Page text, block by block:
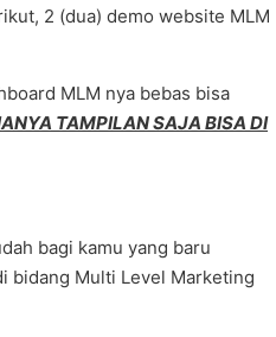
2 (dua) demo website MLM
MLM nya bebas bisa
TAMPILAN SAJA BISA DI
bagi kamu yang baru
bidang Multi Level Marketing